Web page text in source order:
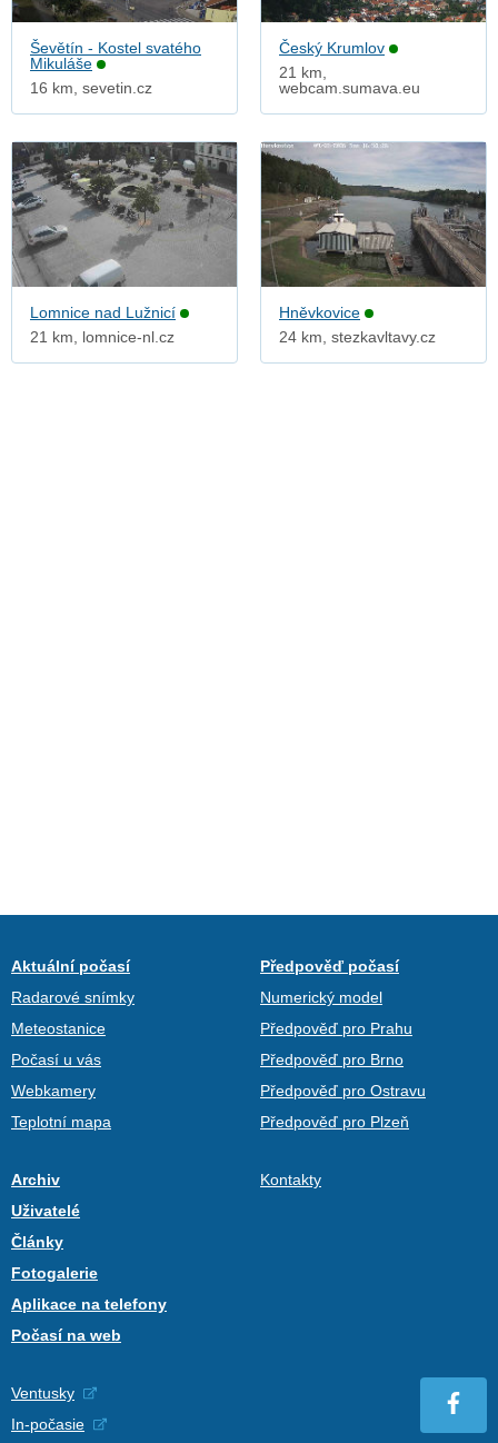
Ševětín - Kostel svatého
Mikuláše
16 km, sevetin.cz
Český Krumlov
21 km,
webcam.sumava.eu
Lomnice nad Lužnicí
21 km, lomnice-nl.cz
Hněvkovice
24 km, stezkavltavy.cz
Aktuální počasí
Radarové snímky
Meteostanice
Počasí u vás
Webkamery
Teplotní mapa
Předpověď počasí
Numerický model
Předpověď pro Prahu
Předpověď pro Brno
Předpověď pro Ostravu
Předpověď pro Plzeň
Archiv
Uživatelé
Články
Fotogalerie
Aplikace na telefony
Počasí na web
Kontakty
Ventusky
In-počasie